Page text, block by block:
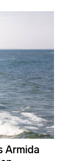
Armida